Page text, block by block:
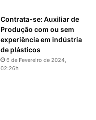
Contrata-se: Auxiliar de
Produção com ou sem
experiência em indústria
de plásticos
6 de Fevereiro de 2024,
02:26h